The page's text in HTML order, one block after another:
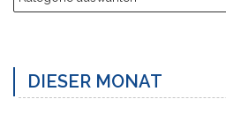
DIESER MONAT